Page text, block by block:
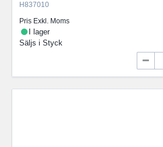
H837010
Pris Exkl. Moms
I lager
Säljs i Styck